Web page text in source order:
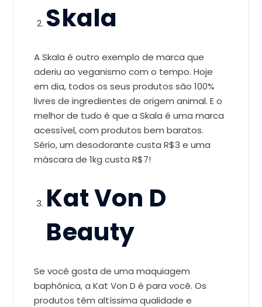
Skala
A Skala é outro exemplo de marca que
aderiu ao veganismo com o tempo. Hoje
em dia, todos os seus produtos são 100%
livres de ingredientes de origem animal. E o
melhor de tudo é que a Skala é uma marca
acessível, com produtos bem baratos.
Sério, um desodorante custa R$3 e uma
máscara de 1kg custa R$7!
Kat Von D
Beauty
Se você gosta de uma maquiagem
baphônica, a Kat Von D é para você. Os
produtos têm altíssima qualidade e